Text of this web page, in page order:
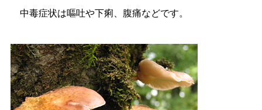
中毒症状は嘔吐や下痢、腹痛などです。